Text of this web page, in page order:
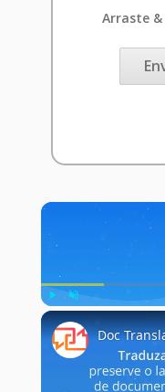
Arraste
Play Unmute